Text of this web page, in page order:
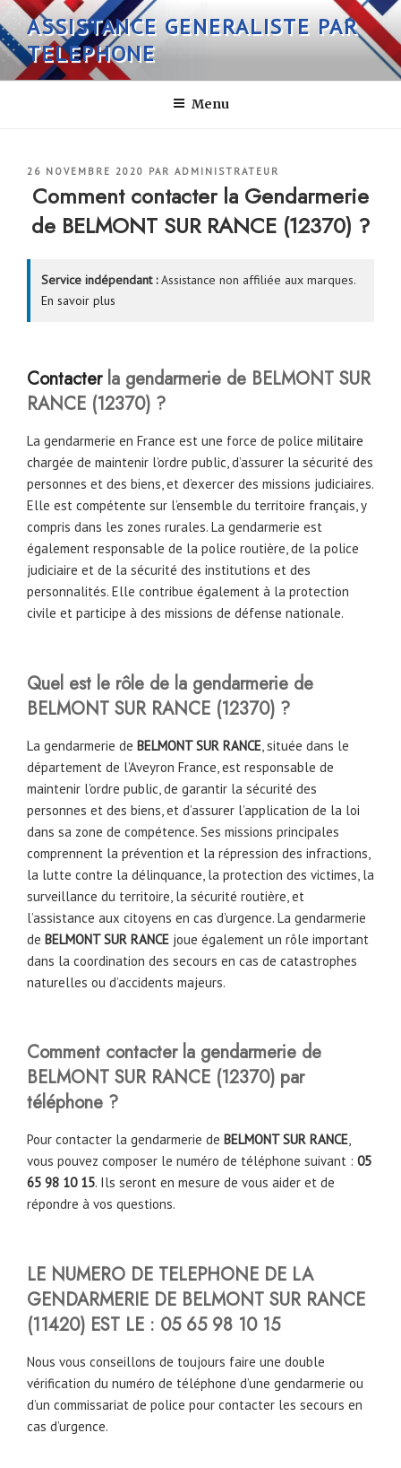
Aller
au
contenu
principal
ASSISTANCE GENERALISTE PAR
TELEPHONE
Menu
PUBLIÉ
LE
26 NOVEMBRE 2020 PAR ADMINISTRATEUR
Comment contacter la Gendarmerie
de BELMONT SUR RANCE (12370) ?
Service indépendant :Assistance non affiliée aux marques.
En savoir plus
Contacterla gendarmerie de BELMONT SUR
RANCE (12370) ?
La gendarmerie en France est une force de police militaire
chargée de maintenir l’ordre public, d’assurer la sécurité des
personnes et des biens, et d’exercer des missions judiciaires.
Elle est compétente sur l’ensemble du territoire français, y
compris dans les zones rurales. La gendarmerie est
également responsable de la police routière, de la police
judiciaire et de la sécurité des institutions et des
personnalités. Elle contribue également à la protection
civile et participe à des missions de défense nationale.
Quel est le rôle de la gendarmerie de
BELMONT SUR RANCE (12370) ?
La gendarmerie de BELMONT SUR RANCE , située dans le
département de l’Aveyron France, est responsable de
maintenir l’ordre public, de garantir la sécurité des
personnes et des biens, et d’assurer l’application de la loi
dans sa zone de compétence. Ses missions principales
comprennent la prévention et la répression des infractions,
la lutte contre la délinquance, la protection des victimes, la
surveillance du territoire, la sécurité routière, et
l’assistance aux citoyens en cas d’urgence. La gendarmerie
de BELMONT SUR RANCE joue également un rôle important
dans la coordination des secours en cas de catastrophes
naturelles ou d’accidents majeurs.
Comment contacter la gendarmerie de
BELMONT SUR RANCE (12370) par
téléphone ?
Pour contacter la gendarmerie de BELMONT SUR RANCE,
vous pouvez composer le numéro de téléphone suivant : 05
65 98 10 15. Ils seront en mesure de vous aider et de
répondre à vos questions.
LE NUMERO DE TELEPHONE DE LA
GENDARMERIE DE BELMONT SUR RANCE
(11420) EST LE : 05 65 98 10 15
Nous vous conseillons de toujours faire une double
vérification du numéro de téléphone d’une gendarmerie ou
d’un commissariat de police pour contacter les secours en
cas d’urgence.